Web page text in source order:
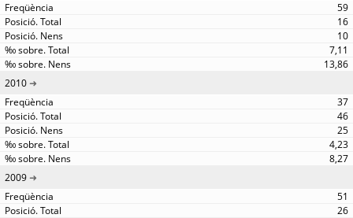
59
16
10
7,11
13,86
2010
37
46
25
4,23
8,27
2009
51
26